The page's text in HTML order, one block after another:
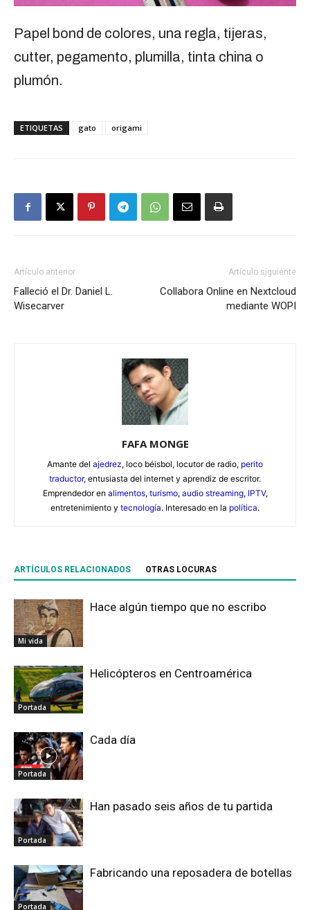
Papel bond de colores, una regla, tijeras,
cutter, pegamento, plumilla, tinta china o
plumón.
ETIQUETAS gato origami
Artículo anterior
Falleció el Dr. Daniel L.
Wisecarver
Artículo siguiente
Collabora Online en Nextcloud
mediante WOPI
FAFA MONGE
Amante del ajedrez, loco béisbol, locutor de radio, perito
traductor, entusiasta del internet y aprendiz de escritor.
Emprendedor en alimentos, turismo, audio streaming, IPTV,
entretenimiento y tecnología. Interesado en la política.
ARTÍCULOS RELACIONADOS OTRAS LOCURAS
Mi vida
Hace algún tiempo que no escribo
Portada
Helicópteros en Centroamérica
Portada
Cada día
Portada
Han pasado seis años de tu partida
Portada
Fabricando una reposadera de botellas